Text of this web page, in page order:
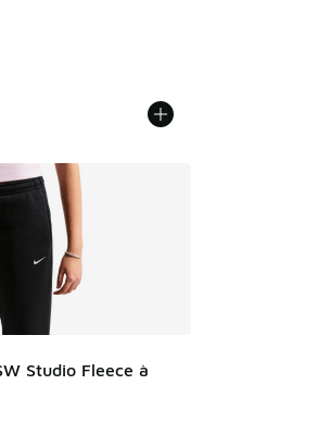
Studio Fleece à